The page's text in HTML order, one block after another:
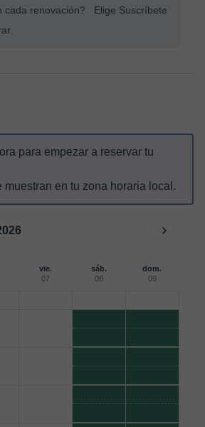
cada renovación? Elige Suscríbete
para empezar a reservar tu
muestran en tu zona horaria local.
vie.
07
sáb.
08
dom.
09